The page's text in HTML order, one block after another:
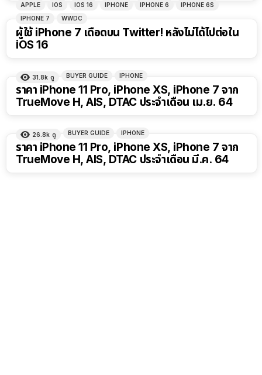
APPLE
IOS IOS 16 IPHONE IPHONE 6
IPHONE 6S
IPHONE 7
WWDC
ผู้ใช้ iPhone 7 เดือดบน Twitter! หลังไม่ได้ไปต่อใน
iOS 16
31.8k ดู BUYER GUIDE IPHONE
ราคา iPhone 11 Pro, iPhone XS, iPhone 7 จาก
TrueMove H, AIS, DTAC ประจำเดือน เม.ย. 64
26.8k ดู BUYER GUIDE IPHONE
ราคา iPhone 11 Pro, iPhone XS, iPhone 7 จาก
TrueMove H, AIS, DTAC ประจำเดือน มี.ค. 64